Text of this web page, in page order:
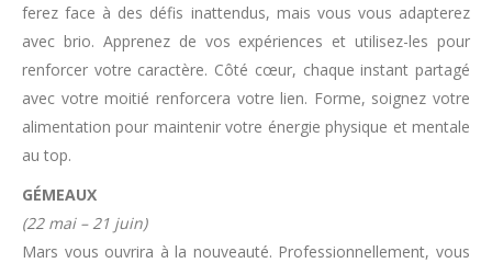
ferez face à des défis inattendus, mais vous vous adapterez
avec brio. Apprenez de vos expériences et utilisez-les pour
renforcer votre caractère. Côté cœur, chaque instant partagé
avec votre moitié renforcera votre lien. Forme, soignez votre
alimentation pour maintenir votre énergie physique et mentale
au top.
GÉMEAUX
(22 mai – 21 juin)
Mars vous ouvrira à la nouveauté. Professionnellement, vous